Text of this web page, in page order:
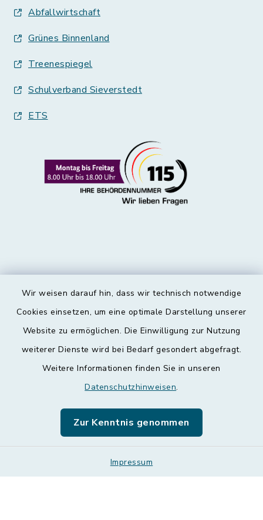
Wir weisen darauf hin, dass wir technisch notwendige
Cookies einsetzen, um eine optimale Darstellung unserer
Website zu ermöglichen. Die Einwilligung zur Nutzung
weiterer Dienste wird bei Bedarf gesondert abgefragt.
Weitere Informationen finden Sie in unseren
Datenschutzhinweisen.
Zur Kenntnis genommen
Impressum
Abfallwirtschaft
Grünes Binnenland
Treenespiegel
Schulverband Sieverstedt
ETS
Kontakt
Datenschutz
Leichte Sprache
Sitemap